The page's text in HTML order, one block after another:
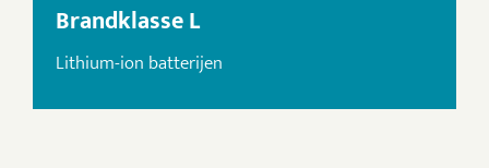
Brandklasse L
Lithium-ion batterijen